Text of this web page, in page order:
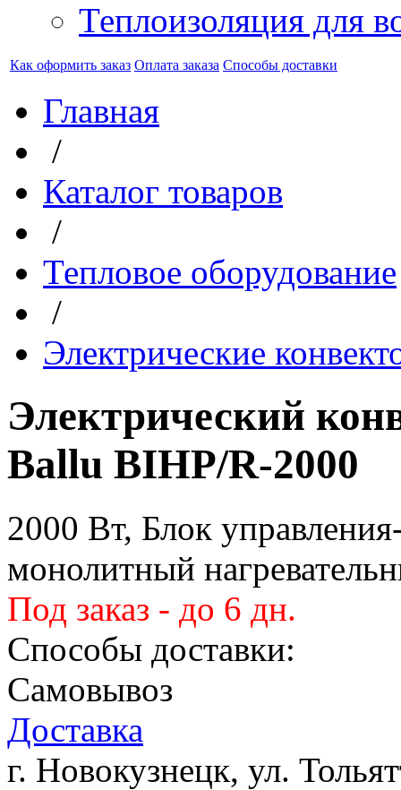
Теплоизоляция для
Как оформить заказ Оплата заказа Способы доставки
Главная
/
Каталог товаров
/
Тепловое оборудование
/
Электрические
Электрический
Ballu BIHP/R-2000
2000 Вт, Блок
монолитный
Под заказ - до 6 дн.
Способы доставки:
Самовывоз
Доставка
г. Новокузнецк, ул.